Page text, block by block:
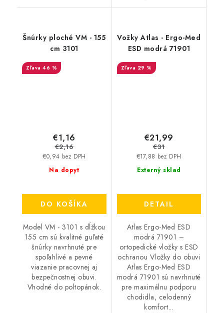
Šnúrky ploché VM - 155
cm 3101
46 %
Na dopyt
€0,94 bez DPH
€1,16
€2,16
DO KOŠÍKA
Model VM - 3101 s dĺžkou
155 cm sú kvalitné guľaté
šnúrky navrhnuté pre
spoľahlivé a pevné
viazanie pracovnej aj
bezpečnostnej obuvi.
Vhodné do poltopánok.
Vožky Atlas - Ergo-Med
ESD modrá 71901
29 %
Externý sklad
€17,88 bez DPH
€21,99
€31
DETAIL
Atlas Ergo-Med ESD
modrá 71901 –
ortopedické vložky s ESD
ochranou Vložky do obuvi
Atlas Ergo-Med ESD
modrá 71901 sú navrhnuté
pre maximálnu podporu
chodidla, celodenný
komfort...